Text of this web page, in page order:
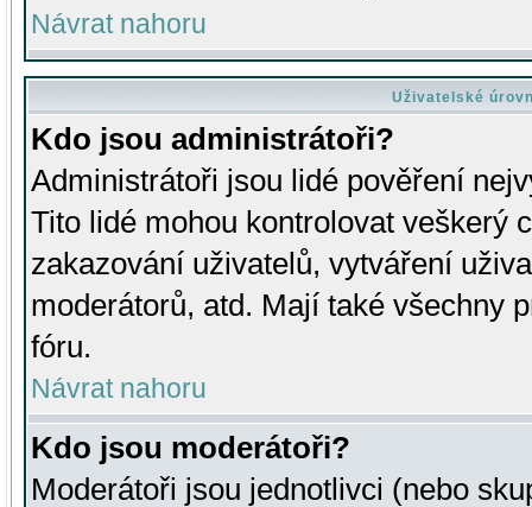
Návrat nahoru
Uživatelské
Kdo jsou administrátoři?
Administrátoři jsou lidé pověření
Tito lidé mohou kontrolovat veškerý
zakazování uživatelů, vytváření
moderátorů, atd. Mají také všechny
fóru.
Návrat nahoru
Kdo jsou moderátoři?
Moderátoři jsou jednotlivci (nebo